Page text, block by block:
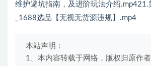
维护避坑指南，及进阶玩法介绍.mp421.
_1688选品【无视无货源违规】.mp4
本站声明：
1、本内容转载于网络，版权归原作者